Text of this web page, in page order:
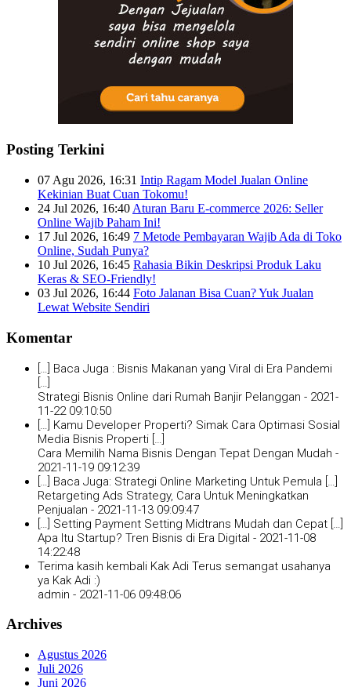
Posting Terkini
07 Agu 2026, 16:31 Intip Ragam Model Jualan Online
Kekinian Buat Cuan Tokomu!
24 Jul 2026, 16:40 Aturan Baru E-commerce 2026: Seller
Online Wajib Paham Ini!
17 Jul 2026, 16:49 7 Metode Pembayaran Wajib Ada di Toko
Online, Sudah Punya?
10 Jul 2026, 16:45 Rahasia Bikin Deskripsi Produk Laku
Keras & SEO-Friendly!
03 Jul 2026, 16:44 Foto Jalanan Bisa Cuan? Yuk Jualan
Lewat Website Sendiri
Komentar
[…] Baca Juga : Bisnis Makanan yang Viral di Era Pandemi
Strategi Bisnis Online dari Rumah Banjir Pelanggan - 2021-
11-22 09:10:50
[…] Kamu Developer Properti? Simak Cara Optimasi Sosial
Media Bisnis Properti […]
Cara Memilih Nama Bisnis Dengan Tepat Dengan Mudah -
2021-11-19 09:12:39
[…] Baca Juga: Strategi Online Marketing Untuk Pemula […]
Retargeting Ads Strategy, Cara Untuk Meningkatkan
Penjualan - 2021-11-13 09:09:47
[…] Setting Payment Setting Midtrans Mudah dan Cepat […]
Apa Itu Startup? Tren Bisnis di Era Digital - 2021-11-08
14:22:48
Terima kasih kembali Kak Adi Terus semangat usahanya
ya Kak Adi :)
admin - 2021-11-06 09:48:06
Archives
Agustus 2026
Juli 2026
Juni 2026